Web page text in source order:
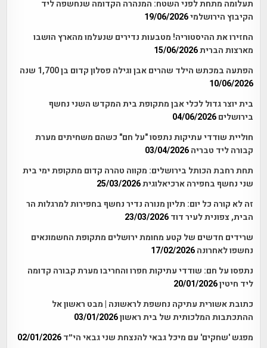
תעלומה מתחת לפני השטח: המנהרה הקדומה שנחשפה ליד
הקיבוץ הירושלמי19/06/2026
החזירו את ההיסטוריה! מטבעות נדירים שנעלמו מהארץ הושבו
מארצות הברית15/06/2026
הפתעה במכתש הילד שהרים אבן וגילה פסלון קדום בן 1,700 שנה
10/06/2026
בית יוצר גדול לכלי אבן מתקופת בית המקדש השני נחשף
בירושלים 04/06/2026
חוליית שודדי עתיקות נתפסו "על חם" כשהם משחיתים מערת
קבורה ליד טבריה 03/04/2026
תחת רחבת הכותל בירושלים: מקווה טהרה קדום מתקופת ימי בית
שני נחשף בחפירה ארכיאלוגית25/03/2026
זה לא קורה כל יום: תליון מנורה נדיר נחשף בחפירות למרגלות הר
הבית, צפונית לעיר דוד 23/03/2026
שרידים חדשים של קטע מחומת ירושלים מתקופת החשמונאים
נחשפו לאחרונה 17/02/2026
נתפסו על חם: שודדי עתיקות חפרו והחריבו מערת קבורה קדומה
ליד חיטין20/01/2026
כתובת אשורית עתיקה נחשפת לראשונה | מבט ראשון אל
ההתכתבות המלכותית של בית ראשון03/01/2026
מפגש 'שחקים' עם מיכל גבאי להנצחת שני גבאי הי״ד 02/01/2026